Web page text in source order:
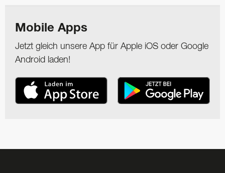
Mobile Apps
Jetzt gleich unsere App für Apple iOS oder Google
Android laden!